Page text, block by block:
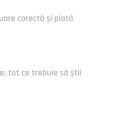
corectă și plată
tot ce trebuie să știi